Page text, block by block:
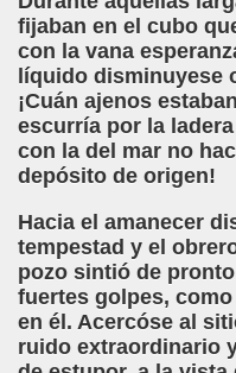
fijaban en el cubo
con la vana
líquido disminuyese
¡Cuán ajenos
escurría por la
con la del mar no
depósito de origen!
Hacia el amanecer
tempestad y el
pozo sintió de
fuertes golpes,
en él. Acercóse al
ruido extraordinario
Martínez)
Martínez)
Casino)
Superficie (Ximo
(Antonio Pareja